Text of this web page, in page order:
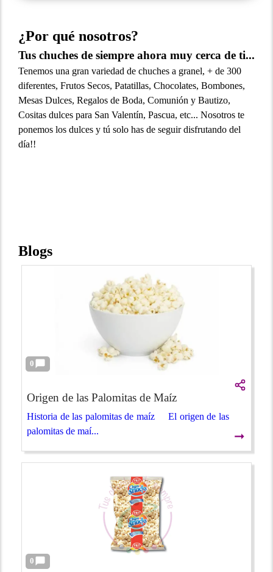
¿Por qué nosotros?
Tus chuches de siempre ahora muy cerca de ti...
Tenemos una gran variedad de chuches a granel, + de 300
diferentes, Frutos Secos, Patatillas, Chocolates, Bombones,
Mesas Dulces, Regalos de Boda, Comunión y Bautizo,
Cositas dulces para San Valentín, Pascua, etc... Nosotros te
ponemos los dulces y tú solo has de seguir disfrutando del
día!!
Blogs
0
Origen de las Palomitas de Maíz
Historia de las palomitas de maíz El origen de las
palomitas de maí...
➞
0